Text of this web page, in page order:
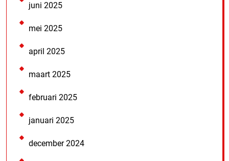
juni 2025
mei 2025
april 2025
maart 2025
februari 2025
januari 2025
december 2024